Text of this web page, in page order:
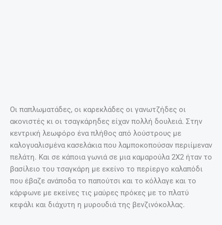
Οι παπλωματάδες, οι καρεκλάδες οι γανωτζήδες οι
ακονιστές κι οι τσαγκάρηδες είχαν πολλή δουλειά. Στην
κεντρική λεωφόρο ένα πλήθος από λούστρους με
καλογυαλισμένα κασελάκια που λαμποκοπούσαν περιίμεναν
πελάτη. Και σε κάποια γωνιά σε μια καμαρούλα 2Χ2 ήταν το
βασίλειο του τσαγκάρη με εκείνο το περίεργο καλαπόδι
που έβαζε ανάποδα το παπούτσι και το κόλλαγε και το
κάρφωνε με εκείνες τις μαύρες πρόκες με το πλατύ
κεφάλι και διάχυτη η μυρουδιά της βενζινόκολλας.